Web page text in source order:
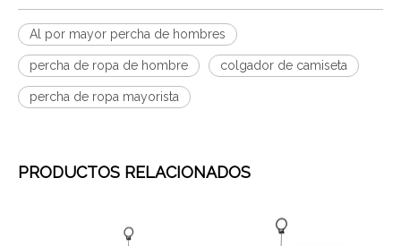
Al por mayor percha de hombres
percha de ropa de hombre colgador de camiseta
percha de ropa mayorista
PRODUCTOS RELACIONADOS